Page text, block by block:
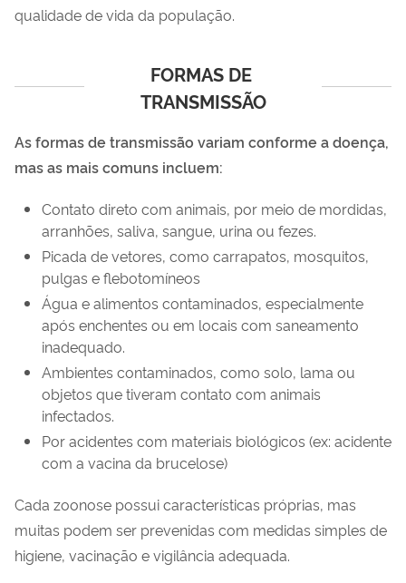
qualidade de vida da população.
FORMAS DE
TRANSMISSÃO
As formas de transmissão variam conforme a doença,
mas as mais comuns incluem:
Contato direto com animais, por meio de mordidas,
arranhões, saliva, sangue, urina ou fezes.
Picada de vetores, como carrapatos, mosquitos,
pulgas e flebotomíneos
Água e alimentos contaminados, especialmente
após enchentes ou em locais com saneamento
inadequado.
Ambientes contaminados, como solo, lama ou
objetos que tiveram contato com animais
infectados.
Por acidentes com materiais biológicos (ex: acidente
com a vacina da brucelose)
Cada zoonose possui características próprias, mas
muitas podem ser prevenidas com medidas simples de
higiene, vacinação e vigilância adequada.